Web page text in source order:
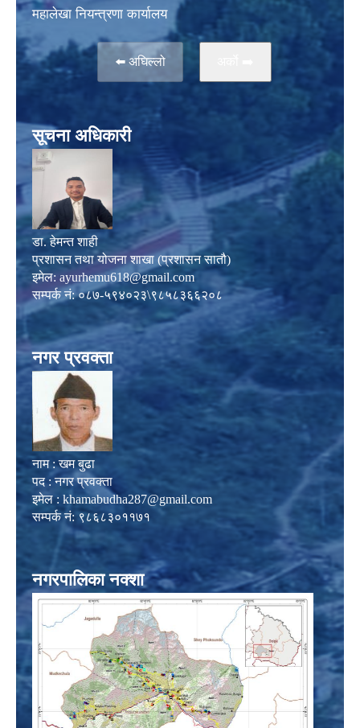
महालेखा नियन्त्रणा कार्यालय
⬅️ अघिल्लो
सूचना अधिकारी
डा. हेमन्त शाही
प्रशासन तथा योजना शाखा (प्रशासन सातौ)
इमेल: ayurhemu618@gmail.com
सम्पर्क नं: ०८७-५९४०२३\९८५८३६६२०८
नगर प्रवक्ता
नाम : खम बुढा
पद : नगर प्रवक्ता
इमेल : khamabudha287@gmail.com
सम्पर्क नं: ९८६८३०११७१
नगरपालिका नक्शा